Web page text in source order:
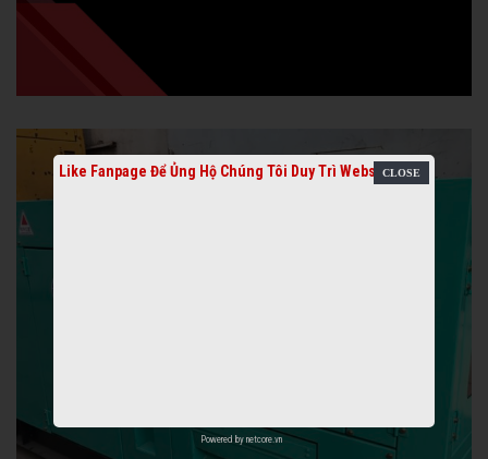
Like Fanpage Để Ủng Hộ Chúng Tôi Duy Trì Website
Powered by netcore.vn